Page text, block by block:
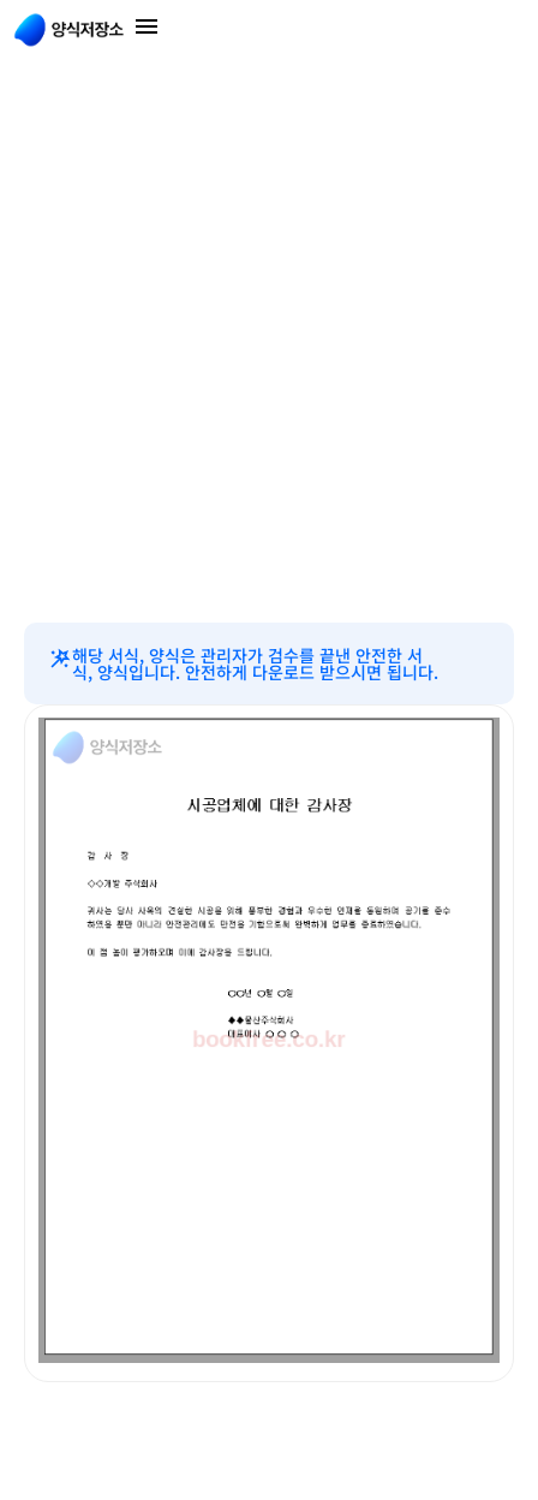
해당 서식, 양식은 관리자가 검수를 끝낸 안전한 서
식, 양식입니다. 안전하게 다운로드 받으시면 됩니다.